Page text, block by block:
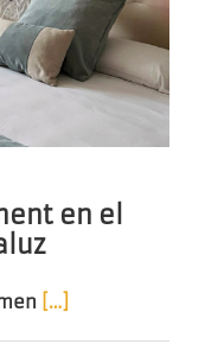
en el
[…]